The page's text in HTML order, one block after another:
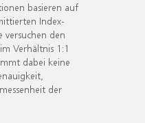
basieren auf
Index-
versuchen den
Verhältnis 1:1
dabei keine
der